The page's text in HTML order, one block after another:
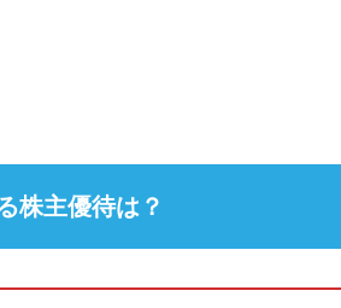
株主優待は？